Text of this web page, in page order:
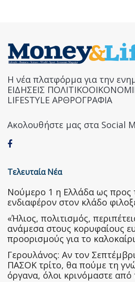
Η νέα πλατφόρμα για την
ΕΙΔΗΣΕΙΣ
LIFESTYLE ΑΡΘΡΟΓΡΑΦΙΑ
Ακολουθήστε μας στα Social
Τελευταία Νέα
Nούμερο 1 η Ελλάδα ως προς
ενδιαφέρον στον κλάδο
«Ήλιος, πολιτισμός,
ανάμεσα στους κορυφαίους
προορισμούς για το καλοκαίρι
Γερουλάνος: Αν τον
ΠΑΣΟΚ τρίτο, θα πούμε τη
όργανα, όλοι κρινόμαστε